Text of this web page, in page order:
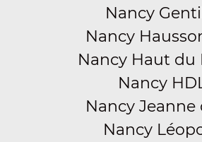
Nancy
Nancy
Nancy Haut du
Nancy
Nancy Jeanne
Nancy